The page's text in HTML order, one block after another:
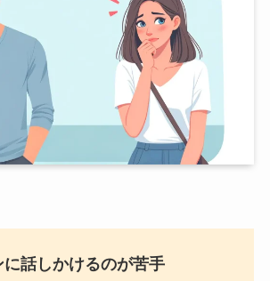
に話しかけるのが苦手